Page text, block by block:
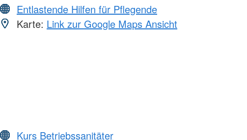
Entlastende Hilfen für Pflegende
Karte: Link zur Google Maps Ansicht
Kurs Betriebssanitäter